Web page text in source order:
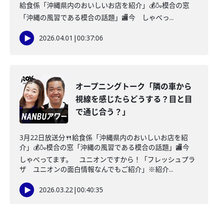
給食係「沖縄県内のおいしいお店を紹介」💰🍶模合の窓
「沖縄の風習である模合の話題」🏬今 しゃべっ...
2026.04.01 |00:37:06
オープニングトーク「隣の車から
視線を感じたらどうする？目と目
で通じ合う？」
3月22日放送分🍴給食係「沖縄県内のおいしいお店を紹
介」💰🍶模合の窓「沖縄の風習である模合の話題」🏬今
しゃべってます。 ユニオンですから！「フレッシュプラ
ザ ユニオンの面白情報なんでもご紹介」※紹介...
2026.03.22|00:40:35